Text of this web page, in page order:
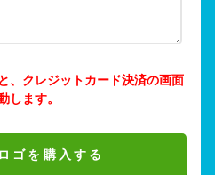
、クレジットカード決済の画面
します。
ゴを購入する